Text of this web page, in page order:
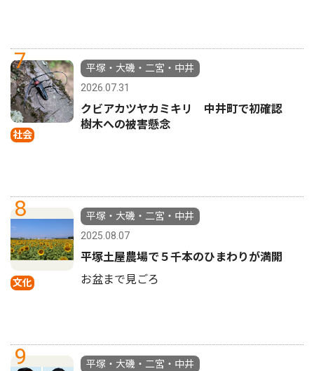
7
社会
平塚・大磯・二宮・中井
2026.07.31
クビアカツヤカミキリ 中井町で初確認
樹木への被害懸念
8
文化
平塚・大磯・二宮・中井
2025.08.07
平塚土屋農場で５千本のひまわりが満開
お盆まで見ごろ
9
平塚・大磯・二宮・中井